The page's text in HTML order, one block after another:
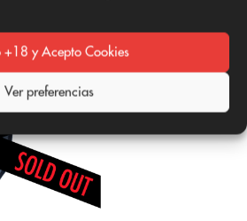
+18 y Acepto Cookies
Ver preferencias